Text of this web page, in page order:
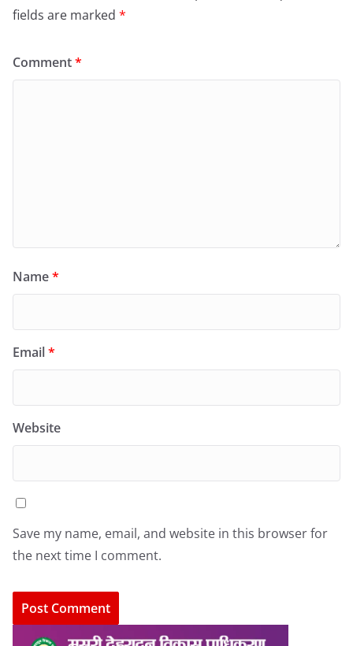
fields are marked *
Comment*
Name*
Email*
Website
Save my name, email, and website in this browser for
the next time I comment.